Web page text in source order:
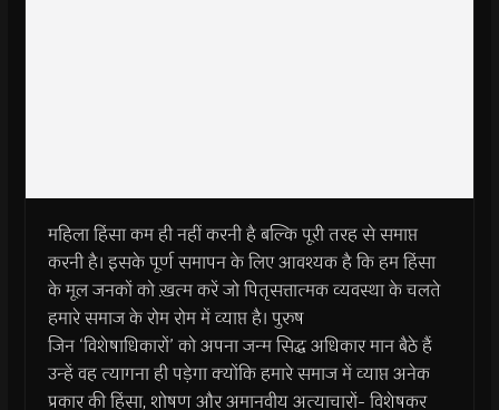
महिला हिंसा कम ही नहीं करनी है बल्कि पूरी तरह से समाप्त
करनी है। इसके पूर्ण समापन के लिए आवश्यक है कि हम हिंसा
के मूल जनकों को ख़त्म करें जो पितृसत्तात्मक व्यवस्था के चलते
हमारे समाज के रोम रोम में व्याप्त है। पुरुष
जिन ‘विशेषाधिकारों’ को अपना जन्म सिद्ध अधिकार मान बैठे हैं
उन्हें वह त्यागना ही पड़ेगा क्योंकि हमारे समाज में व्याप्त अनेक
प्रकार की हिंसा, शोषण और अमानवीय अत्याचारों- विशेषकर